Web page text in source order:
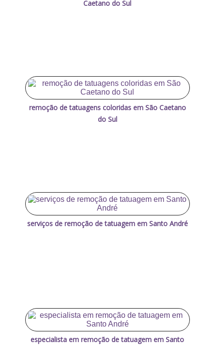
Caetano do Sul
remoção de tatuagens coloridas em São Caetano
do Sul
serviços de remoção de tatuagem em Santo André
especialista em remoção de tatuagem em Santo